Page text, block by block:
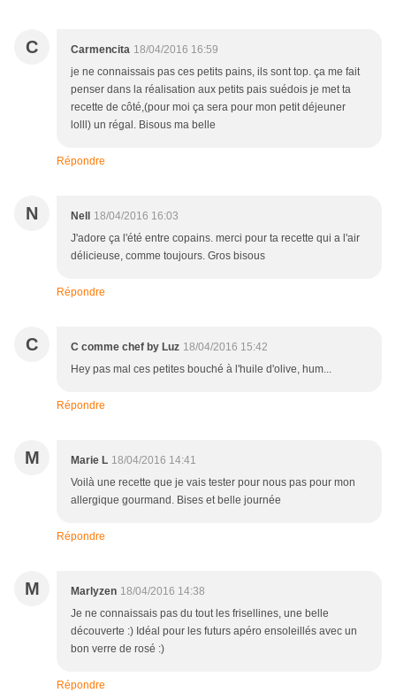
C Carmencita 18/04/2016 16:59
je ne connaissais pas ces petits pains, ils sont top. ça me fait
penser dans la réalisation aux petits pais suédois je met ta
recette de côté,(pour moi ça sera pour mon petit déjeuner
lolll) un régal. Bisous ma belle
Répondre
N Nell
18/04/2016 16:03
J'adore ça l'été entre copains. merci pour ta recette qui a l'air
délicieuse, comme toujours. Gros bisous
Répondre
C C comme chef by Luz 18/04/2016 15:42
Hey pas mal ces petites bouché à l'huile d'olive, hum...
Répondre
M Marie L 18/04/2016 14:41
Voilà une recette que je vais tester pour nous pas pour mon
allergique gourmand. Bises et belle journée
Répondre
M Marlyzen 18/04/2016 14:38
Je ne connaissais pas du tout les frisellines, une belle
découverte :) Idéal pour les futurs apéro ensoleillés avec un
bon verre de rosé :)
Répondre